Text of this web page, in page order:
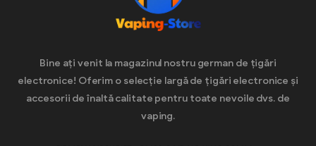
Bine ați venit la magazinul nostru german de țigări
electronice! Oferim o selecție largă de țigări electronice și
accesorii de înaltă calitate pentru toate nevoile dvs. de
vaping.